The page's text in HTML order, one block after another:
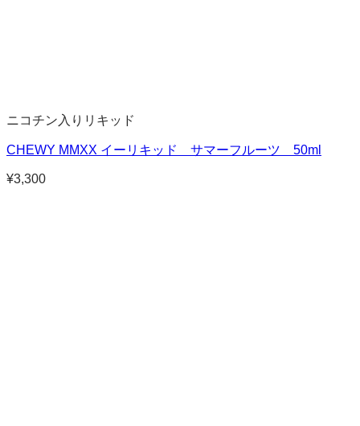
ニコチン入りリキッド
CHEWY MMXX イーリキッド サマーフルーツ 50ml
¥3,300